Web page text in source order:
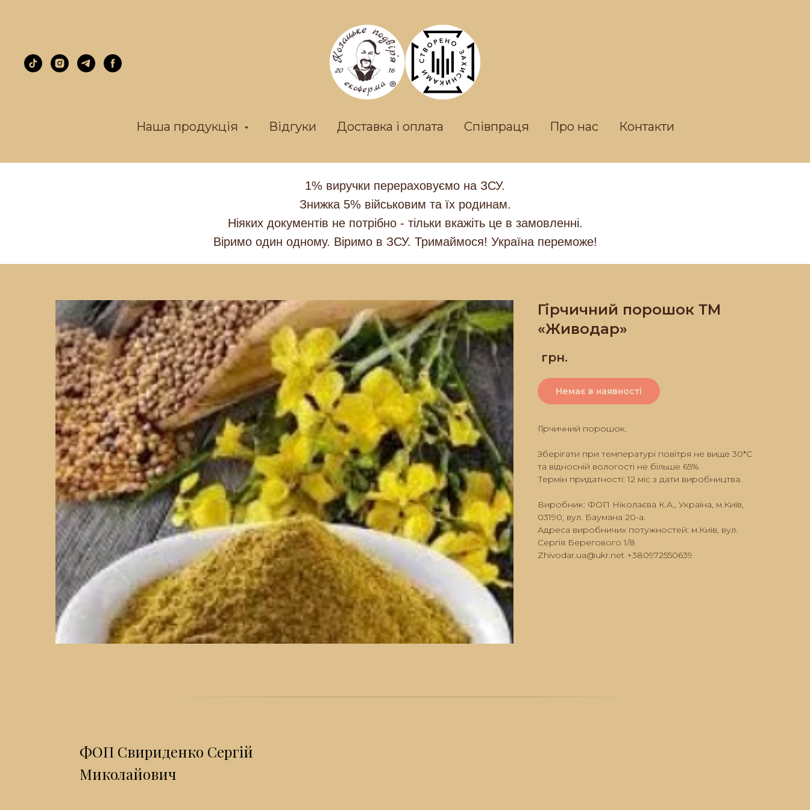
Наша продукція Відгуки Доставка і оплата Співпраця Про нас Контакти
1% виручки перераховуємо на ЗСУ.
Знижка 5% військовим та їх родинам.
Ніяких документів не потрібно - тільки вкажіть це в замовленні.
Віримо один одному. Віримо в ЗСУ. Тримаймося! Україна переможе!
Гірчичний порошок ТМ
«Живодар»
грн.
Немає в наявності
Гірчичний порошок.
Зберігати при температурі повітря не вище 30*С
та відносній вологості не більше 65%
Термін придатності: 12 міс з дати виробництва.
Виробник: ФОП Ніколаєва К.А., Україна, м.Київ,
03190, вул. Баумана 20-а.
Адреса виробничих потужностей: м.Київ, вул.
Сергія Берегового 1/8
Zhivodar.ua@ukr.net +380972550639
ФОП Свириденко Сергій
Миколайович